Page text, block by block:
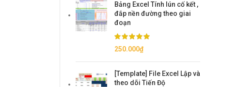
Bảng Excel Tính lún cố kết ,
đắp nền đường theo giai
đoạn
250.000₫
[Template] File Excel Lập và
theo dõi Tiến Độ